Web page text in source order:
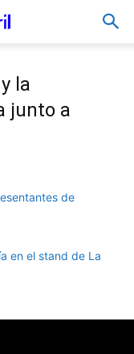
la
junto a